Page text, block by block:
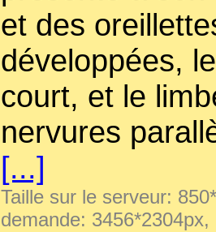
et des
développées,
court, et le
nervures
[...]
Taille sur le serveur:
demande: